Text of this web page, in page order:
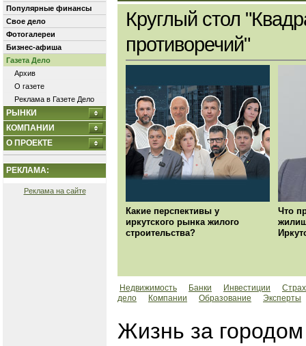
Популярные финансы
Свое дело
Фотогалереи
Бизнес-афиша
Газета Дело
Архив
О газете
Реклама в Газете Дело
РЫНКИ
КОМПАНИИ
О ПРОЕКТЕ
РЕКЛАМА:
Реклама на сайте
Круглый стол
противоречий"
Какие перспективы у
иркутского рынка жилого
строительства?
Что
Недвижимость Банки Инвестиции
дело
Компании Образование Эксперты
Жизнь за